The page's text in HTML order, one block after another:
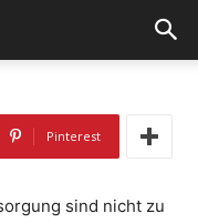
Pinterest
sind nicht zu